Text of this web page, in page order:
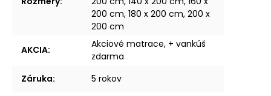
200 cm, 180 x 200 cm, 200 x
200 cm
AKCIA:
Akciové matrace, + vankúš
zdarma
Záruka: 5 rokov